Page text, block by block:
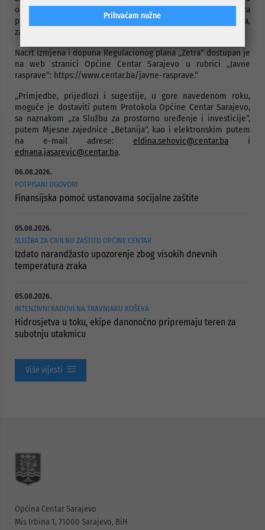
o rezultatima javne rasprave, koji će biti dostavljen Zavodu za
planiranje razvoja Kantona Sarajevo, kao nosiocu izrade plana,
za potrebe izrade Prijedloga plana.
Nacrt izmjena i dopuna Regulacionog plana „Zetra“ dostupan je
na web stranici Općine Centar Sarajevo u rubrici „Javne
rasprave“: https://www.centar.ba/javne-rasprave.“
„Primjedbe, prijedlozi i sugestije, u gore navedenom roku,
moguće je dostaviti putem Protokola Općine Centar Sarajevo,
sa naznakom „za Službu za prostorno uređenje i investicije“,
putem Mjesne zajednice „Betanija“, kao i elektronskim putem
na e-mail adrese: eldina.sehovic@centar.ba i
ednana.jasarevic@centar.ba.
06.08.2026.
POTPISANI UGOVORI
Finansijska pomoć ustanovama socijalne zaštite
05.08.2026.
SLUŽBA ZA CIVILNU ZAŠTITU OPĆINE CENTAR
Izdato narandžasto upozorenje zbog visokih dnevnih
temperatura zraka
05.08.2026.
INTENZIVNI RADOVI NA TRAVNJAKU KOŠEVA
Hidrosjetva u toku, ekipe danonoćno pripremaju teren za
subotnju utakmicu
Više vijesti
Općina Centar Sarajevo
Mis Irbina 1, 71000 Sarajevo, BiH
Prihvaćam nužne